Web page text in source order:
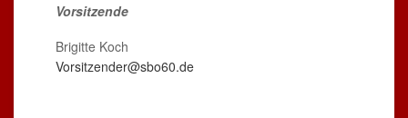
Vorsitzende
Brigitte Koch
Vorsitzender@sbo60.de